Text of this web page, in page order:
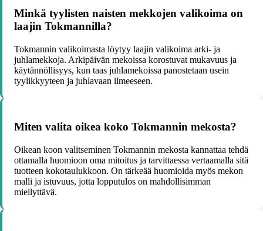
Minkä tyylisten naisten mekkojen valikoima on
laajin Tokmannilla?
Tokmannin valikoimasta löytyy laajin valikoima arki- ja
juhlamekkoja. Arkipäivän mekoissa korostuvat mukavuus ja
käytännöllisyys, kun taas juhlamekoissa panostetaan usein
tyylikkyyteen ja juhlavaan ilmeeseen.
Miten valita oikea koko Tokmannin mekosta?
Oikean koon valitseminen Tokmannin mekosta kannattaa tehdä
ottamalla huomioon oma mitoitus ja tarvittaessa vertaamalla sitä
tuotteen kokotaulukkoon. On tärkeää huomioida myös mekon
malli ja istuvuus, jotta lopputulos on mahdollisimman
miellyttävä.